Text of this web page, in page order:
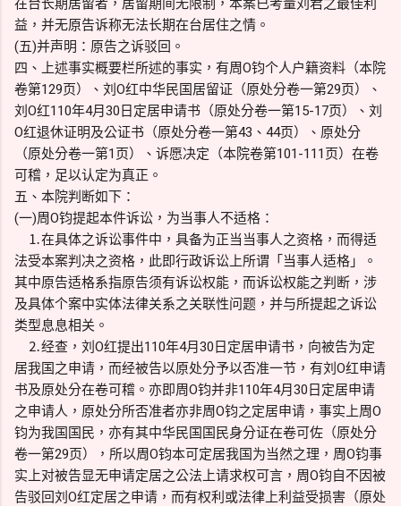
益，并无原告诉称无法长期在台居住之情。
(五)并声明：原告之诉驳回。
四、上述事实概要栏所述的事实，有周O钧个人户籍资料（本院
卷第129页）、刘O红中华民国居留证（原处分卷一第29页）、
刘O红110年4月30日定居申请书（原处分卷一第15-17页）、刘
O红退休证明及公证书（原处分卷一第43、44页）、原处分
（原处分卷一第1页）、诉愿决定（本院卷第101-111页）在卷
可稽，足以认定为真正。
五、本院判断如下：
(一)周O钧提起本件诉讼，为当事人不适格：
⒈在具体之诉讼事件中，具备为正当当事人之资格，而得适
法受本案判决之资格，此即行政诉讼上所谓「当事人适格」。
其中原告适格系指原告须有诉讼权能，而诉讼权能之判断，涉
及具体个案中实体法律关系之关联性问题，并与所提起之诉讼
类型息息相关。
⒉经查，刘O红提出110年4月30日定居申请书，向被告为定
居我国之申请，而经被告以原处分予以否准一节，有刘O红申请
书及原处分在卷可稽。亦即周O钧并非110年4月30日定居申请
之申请人，原处分所否准者亦非周O钧之定居申请，事实上周O
钧为我国国民，亦有其中华民国国民身分证在卷可佐（原处分
卷一第29页），所以周O钧本可定居我国为当然之理，周O钧事
实上对被告显无申请定居之公法上请求权可言，周O钧自不因被
告驳回刘O红定居之申请，而有权利或法律上利益受损害（原处